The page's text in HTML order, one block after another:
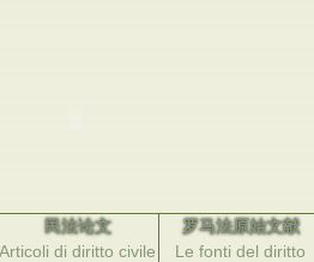
民法论文
Articoli di diritto civile
罗马法原始文献
Le fonti del diritto